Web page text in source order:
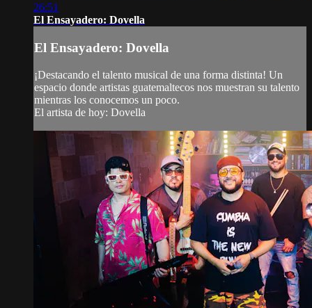
26:51
El Ensayadero: Dovella
El Ensayadero: Dovella
¡Destacando el talento musical de una forma distinta! Un
espacio donde artistas guatemaltecos nos muestran su talento
mientras los conocemos un poco.
El artista de hoy: Dovella